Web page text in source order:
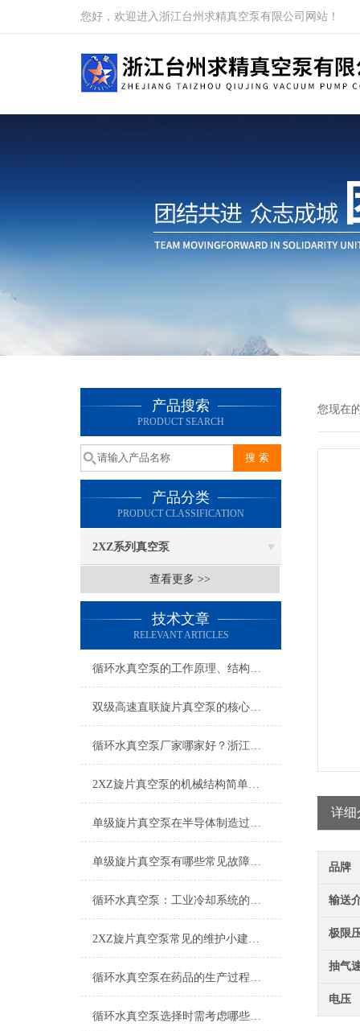
您好，欢迎进入浙江台州求精真空泵有限公司网站！
产品搜索
PRODUCT SEARCH
产品分类
PRODUCT CLASSIFICATION
2XZ系列真空泵
查看更多 >>
技术文章
RELEVANT ARTICLES
循环水真空泵的工作原理、结构特征及核心优势全解析
2026-07-23 双级高速直联旋片真空泵的核心工作特性与性能优势
2026-06-26 循环水真空泵厂家哪家好？浙江台州求精真空泵有限公司值得信赖
2026-05-15 2XZ旋片真空泵的机械结构简单，便于维护和操作
2026-01-30 单级旋片真空泵在半导体制造过程中的作用
2025-07-01 单级旋片真空泵有哪些常见故障和解决方法吗？
2025-06-26 循环水真空泵：工业冷却系统的核心设备
2025-06-19 2XZ旋片真空泵常见的维护小建议分享
2025-06-06 循环水真空泵在药品的生产过程中的应用
2025-05-30 循环水真空泵选择时需考虑哪些事项？
您现在
详细
品牌
输送
极限
抽气
电压